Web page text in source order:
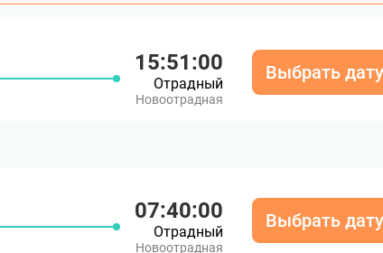
15:51:00
Отрадный
Новоотрадная
Выбрать дату
07:40:00
Отрадный
Новоотрадная
Выбрать дату